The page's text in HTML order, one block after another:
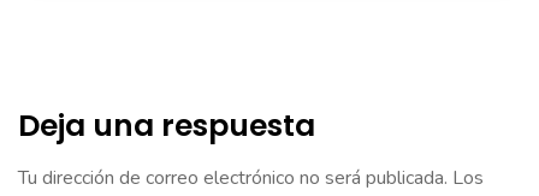
Deja una respuesta
Tu dirección de correo electrónico no será publicada. Los